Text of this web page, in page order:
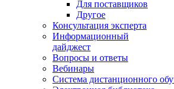
Для поставщиков
Другое
Консультация эксперта
Информационный
дайджест
Вопросы и ответы
Вебинары
Система дистанционного